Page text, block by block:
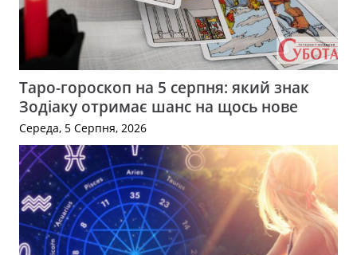
Таро-гороскоп на 5 серпня: який знак
Зодіаку отримає шанс на щось нове
Середа, 5 Серпня, 2026